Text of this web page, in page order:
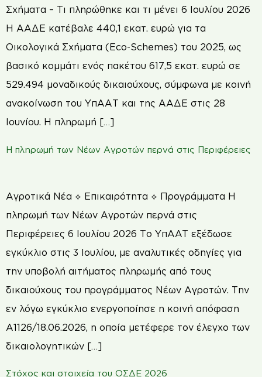
Σχήματα – Τι πληρώθηκε και τι μένει 6 Ιουλίου 2026
Η ΑΑΔΕ κατέβαλε 440,1 εκατ. ευρώ για τα
Οικολογικά Σχήματα (Eco-Schemes) του 2025, ως
βασικό κομμάτι ενός πακέτου 617,5 εκατ. ευρώ σε
529.494 μοναδικούς δικαιούχους, σύμφωνα με κοινή
ανακοίνωση του ΥπΑΑΤ και της ΑΑΔΕ στις 28
Ιουνίου. Η πληρωμή […]
Η πληρωμή των Νέων Αγροτών περνά στις Περιφέρειες
Αγροτικά Νέα ⟡ Επικαιρότητα ⟡ Προγράμματα Η
πληρωμή των Νέων Αγροτών περνά στις
Περιφέρειες 6 Ιουλίου 2026 Το ΥπAAT εξέδωσε
εγκύκλιο στις 3 Ιουλίου, με αναλυτικές οδηγίες για
την υποβολή αιτήματος πληρωμής από τους
δικαιούχους του προγράμματος Νέων Αγροτών. Την
εν λόγω εγκύκλιο ενεργοποίησε η κοινή απόφαση
Α1126/18.06.2026, η οποία μετέφερε τον έλεγχο των
δικαιολογητικών […]
Στόχος και στοιχεία του ΟΣΔΕ 2026